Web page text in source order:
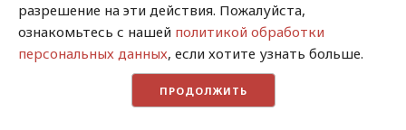
Криминал
Успех
Хватит это терпеть
разрешение на эти действия. Пожалуйста,
ознакомьтесь с нашей политикой обработки
персональных данных, если хотите узнать больше.
ПРОДОЛЖИТЬ